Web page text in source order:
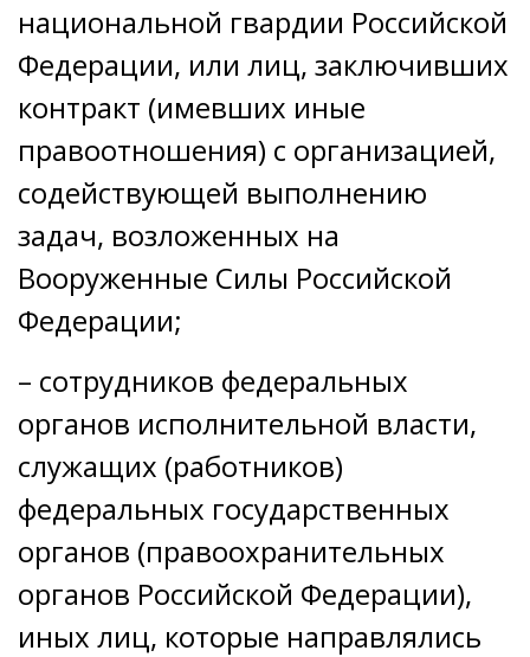
национальной гвардии Российской
Федерации, или лиц, заключивших
контракт (имевших иные
правоотношения) с организацией,
содействующей выполнению
задач, возложенных на
Вооруженные Силы Российской
Федерации;
– сотрудников федеральных
органов исполнительной власти,
служащих (работников)
федеральных государственных
органов (правоохранительных
органов Российской Федерации),
иных лиц, которые направлялись